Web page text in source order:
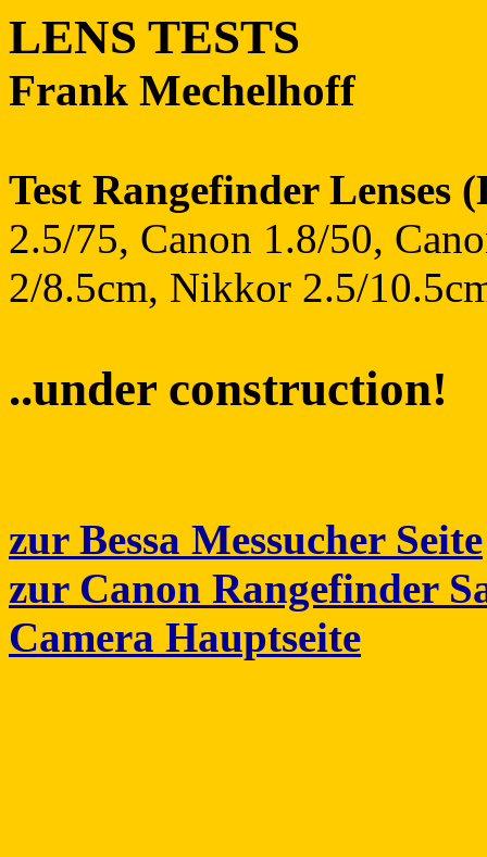
LENS TESTS
Frank Mechelhoff
Test Rangefinder
2.5/75, Canon 1.8/50,
2/8.5cm, Nikkor 2.5/
..under construction!
zur Bessa Messucher Seite
zur Canon Rangefinder
Camera Hauptseite